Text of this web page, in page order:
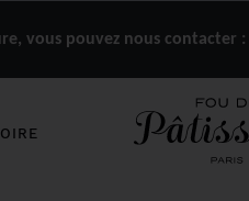
vous pouvez nous contacter :